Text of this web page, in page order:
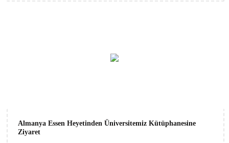
Almanya Essen Heyetinden Üniversitemiz Kütüphanesine
Ziyaret